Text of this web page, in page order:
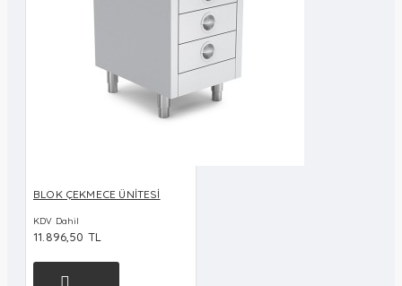
BLOK ÇEKMECE ÜNİTESİ
KDV Dahil
11.896,50 TL